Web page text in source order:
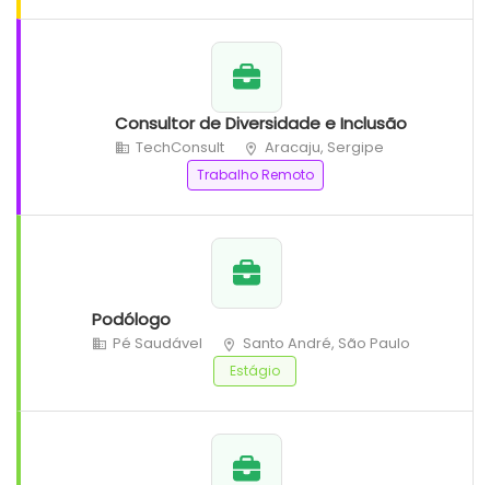
Consultor de Diversidade e Inclusão
TechConsult Aracaju, Sergipe
Trabalho Remoto
Podólogo
Pé Saudável Santo André, São Paulo
Estágio